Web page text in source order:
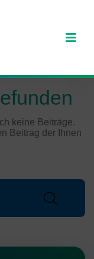
keine Beiträge.
Beitrag der Ihnen